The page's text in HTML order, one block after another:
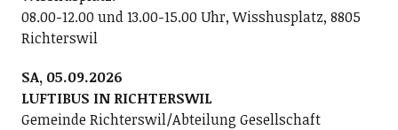
08.00-12.00 und 13.00-15.00 Uhr, Wisshusplatz, 8805
Richterswil
SA, 05.09.2026
LUFTIBUS IN RICHTERSWIL
Gemeinde Richterswil/Abteilung Gesellschaft